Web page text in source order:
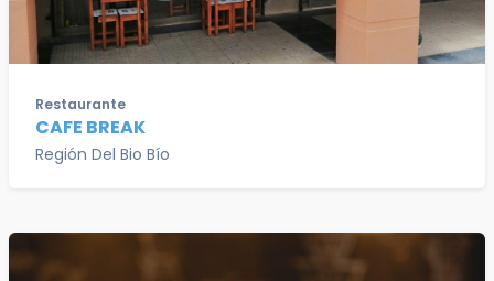
Restaurante
CAFE BREAK
Región Del Bio Bío